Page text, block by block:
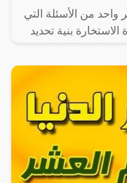
من الأسئلة التي
بنية تحديد